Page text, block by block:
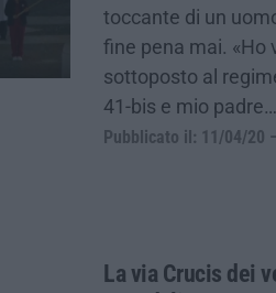
toccante di un
fine pena mai. «Ho
sottoposto al
41-bis e mio padre…
Pubblicato il: 11/04/20
La via Crucis dei